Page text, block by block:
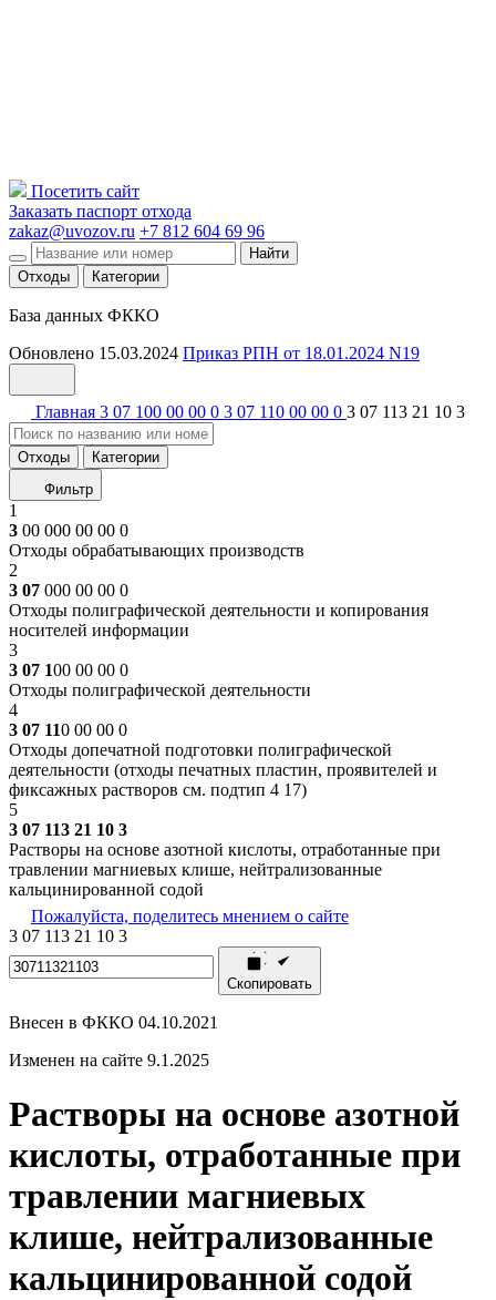
Посетить сайт
Заказать паспорт отхода
zakaz@uvozov.ru +7 812 604 69 96
Найти
Отходы
Категории
База данных ФККО
Обновлено 15.03.2024 Приказ РПН от 18.01.2024 N19
Главная 3 07 100 00 00 0 3 07 110 00 00 0 3 07 113 21 10 3
Отходы
Категории
Фильтр
1
3 00 000 00 00 0
Отходы обрабатывающих производств
2
3 07 000 00 00 0
Отходы полиграфической деятельности и копирования
носителей информации
3
3 07 100 00 00 0
Отходы полиграфической деятельности
4
3 07 110 00 00 0
Отходы допечатной подготовки полиграфической
деятельности (отходы печатных пластин, проявителей и
фиксажных растворов см. подтип 4 17)
5
3 07 113 21 10 3
Растворы на основе азотной кислоты, отработанные при
травлении магниевых клише, нейтрализованные
кальцинированной содой
Пожалуйста, поделитесь мнением о сайте
3 07 113 21 10 3
Скопировать
Внесен в ФККО 04.10.2021
Изменен на сайте 9.1.2025
Растворы на основе азотной
кислоты, отработанные при
травлении магниевых
клише, нейтрализованные
кальцинированной содой